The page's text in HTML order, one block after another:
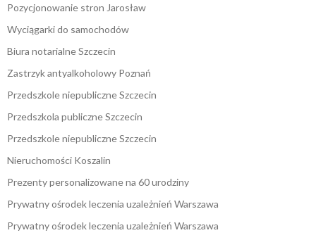
Pozycjonowanie stron Jarosław
Wyciągarki do samochodów
Biura notarialne Szczecin
Zastrzyk antyalkoholowy Poznań
Przedszkole niepubliczne Szczecin
Przedszkola publiczne Szczecin
Przedszkole niepubliczne Szczecin
Nieruchomości Koszalin
Prezenty personalizowane na 60 urodziny
Prywatny ośrodek leczenia uzależnień Warszawa
Prywatny ośrodek leczenia uzależnień Warszawa